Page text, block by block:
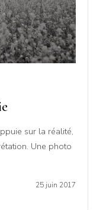
sur la réalité,
Une photo
25 juin 2017